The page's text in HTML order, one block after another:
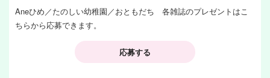
Aneひめ／たのしい幼稚園／おともだち 各雑誌のプレゼントはこ
ちらから応募できます。
応募する